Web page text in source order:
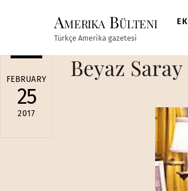
Amerika Bülteni
Türkçe Amerika gazetesi
FEBRUARY
25
2017
Beyaz